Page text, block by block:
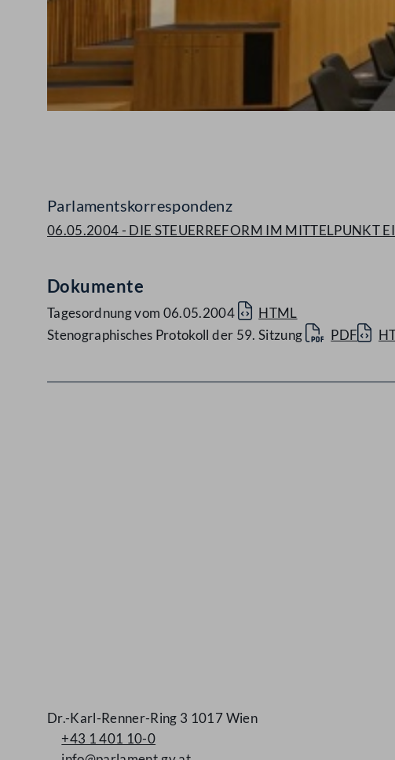
Parlamentskorrespondenz
06.05.2004 - DIE STEUERREFORM IM MITTELPUNKT
Dokumente
Tagesordnung vom 06.05.2004
HTML
Stenographisches Protokoll der 59. Sitzung
PDF
Dr.-Karl-Renner-Ring 3 1017 Wien
+43 1 401 10-0